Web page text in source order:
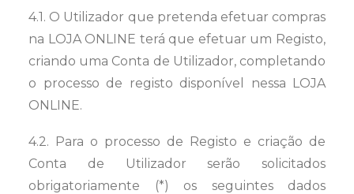
4.1. O Utilizador que pretenda efetuar compras
na LOJA ONLINE terá que efetuar um Registo,
criando uma Conta de Utilizador, completando
o processo de registo disponível nessa LOJA
ONLINE.
4.2. Para o processo de Registo e criação de
Conta de Utilizador serão solicitados
obrigatoriamente (*) os seguintes dados